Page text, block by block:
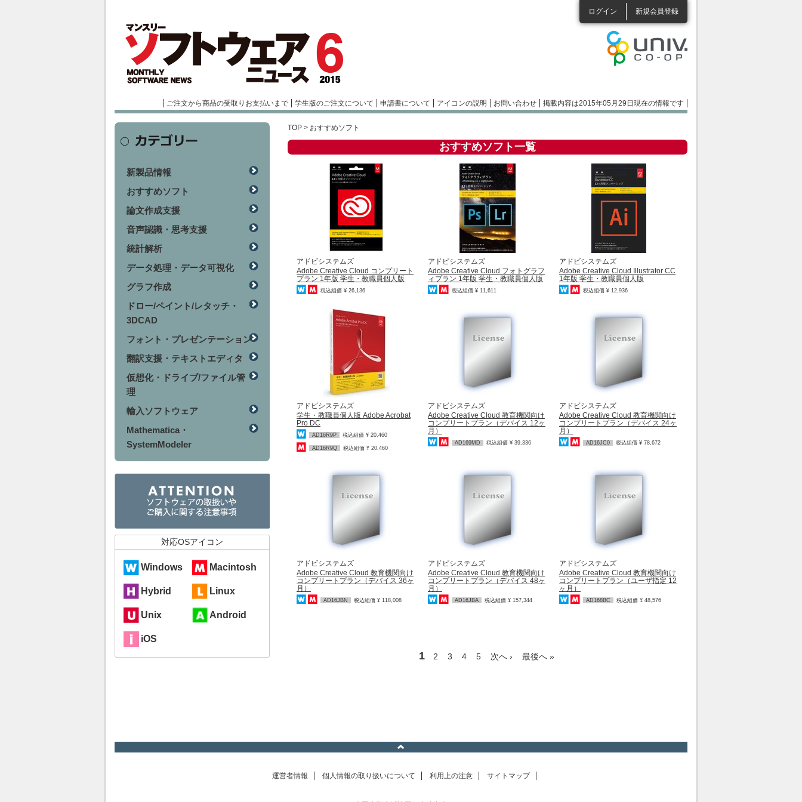
ログイン 新規会員登録
ご注文から商品の受取りお支払いまで 学生版のご注文について 申請書について アイコンの説明 お問い合わせ 掲載内容は2015年05月29日現在の情報です
TOP > おすすめソフト
おすすめソフト一覧
アドビシステムズ
Adobe Creative Cloud コンプリート
プラン 1年版 学生・教職員個人版
税込組価 ¥ 26,136
アドビシステムズ
Adobe Creative Cloud フォトグラフ
ィプラン 1年版 学生・教職員個人版
税込組価 ¥ 11,611
アドビシステムズ
Adobe Creative Cloud Illustrator CC
1年版 学生・教職員個人版
税込組価 ¥ 12,936
アドビシステムズ
学生・教職員個人版 Adobe Acrobat
Pro DC
AD16R9P 税込組価 ¥ 20,460
AD16R9Q 税込組価 ¥ 20,460
アドビシステムズ
Adobe Creative Cloud 教育機関向け
コンプリートプラン（デバイス 12ヶ
月）
AD169MD 税込組価 ¥ 39,336
アドビシステムズ
Adobe Creative Cloud 教育機関向け
コンプリートプラン（デバイス 24ヶ
月）
AD16JC0 税込組価 ¥ 78,672
アドビシステムズ
Adobe Creative Cloud 教育機関向け
コンプリートプラン（デバイス 36ヶ
月）
AD16JBN 税込組価 ¥ 118,008
アドビシステムズ
Adobe Creative Cloud 教育機関向け
コンプリートプラン（デバイス 48ヶ
月）
AD16JBA 税込組価 ¥ 157,344
アドビシステムズ
Adobe Creative Cloud 教育機関向け
コンプリートプラン（ユーザ指定 12
ヶ月）
AD168BC 税込組価 ¥ 48,576
1 2 3 4 5 次へ › 最後へ »
新製品情報
おすすめソフト
論文作成支援
音声認識・思考支援
統計解析
データ処理・データ可視化
グラフ作成
ドロー/ペイント/レタッチ・
3DCAD
フォント・プレゼンテーション
翻訳支援・テキストエディタ
仮想化・ドライブ/ファイル管
理
輸入ソフトウェア
Mathematica・
SystemModeler
対応OSアイコン
Windows Macintosh
Hybrid Linux
Unix Android
iOS
運営者情報 個人情報の取り扱いについて 利用上の注意 サイトマップ